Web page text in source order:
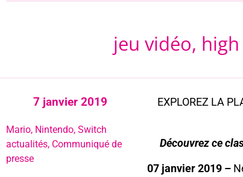
jeu vidéo,
7 janvier 2019
Mario, Nintendo, Switch
actualités, Communiqué de
presse
EXPLOREZ LA
Découvrez ce
07 janvier 2019 –